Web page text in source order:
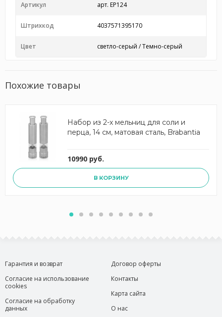
Артикул арт. EP124
Штрихкод 4037571395170
Цвет светло-серый / Темно-серый
Похожие товары
Набор из 2-х мельниц для соли и
перца, 14 см, матовая сталь, Brabantia
10990 руб.
В КОРЗИНУ
Гарантия и возврат
Согласие на использование
cookies
Согласие на обработку
данных
Договор оферты
Контакты
Карта сайта
О нас